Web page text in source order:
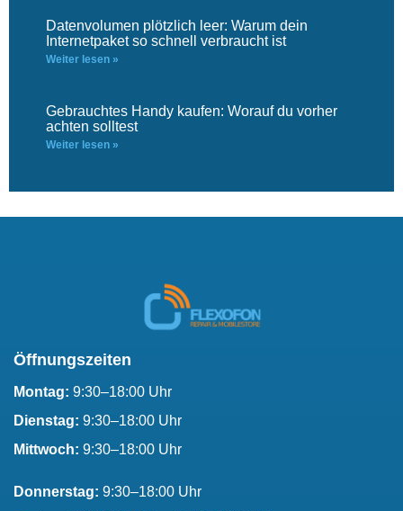
Datenvolumen plötzlich leer: Warum dein
Internetpaket so schnell verbraucht ist
Weiter lesen »
Gebrauchtes Handy kaufen: Worauf du vorher
achten solltest
Weiter lesen »
Öffnungszeiten
Montag: 9:30–18:00 Uhr
Dienstag: 9:30–18:00 Uhr
Mittwoch: 9:30–18:00 Uhr
Donnerstag: 9:30–18:00 Uhr